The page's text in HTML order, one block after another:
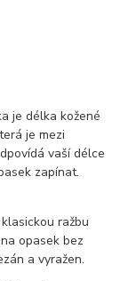
je délka kožené
je mezi
vaší délce
zapínat.
ražbu
opasek bez
a vyražen.